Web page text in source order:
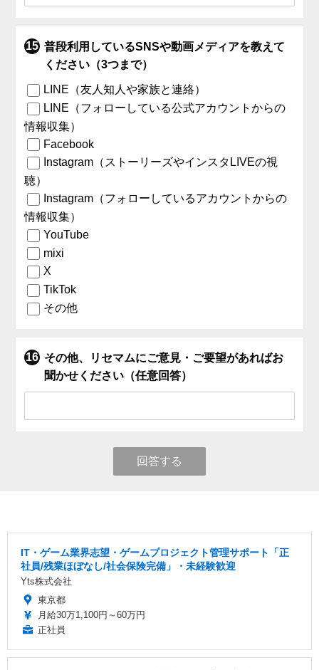
普段利用しているSNSや動画メディアを教えて
ください（3つまで）
LINE（友人知人や家族と連絡）
LINE（フォローしている公式アカウントからの
情報収集）
Facebook
Instagram（ストーリーズやインスタLIVEの視
聴）
Instagram（フォローしているアカウントからの
情報収集）
YouTube
mixi
X
TikTok
その他
その他、リセマムにご意見・ご要望があればお
聞かせください（任意回答）
回答する
IT・ゲーム業界志望・ゲームプロジェクト管理サポート「正
社員/残業ほぼなし/社会保険完備」・未経験歓迎
Yts株式会社
東京都
月給30万1,100円～60万円
正社員